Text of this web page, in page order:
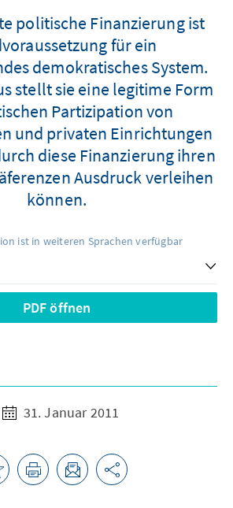
politische Finanzierung ist
für ein
demokratisches System.
stellt sie eine legitime Form
Partizipation von
und privaten Einrichtungen
diese Finanzierung ihren
Ausdruck verleihen
können.
ist in weiteren Sprachen verfügbar
PDF öffnen
31. Januar 2011